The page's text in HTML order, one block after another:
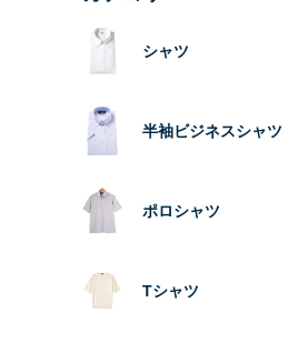
シャツ
半袖ビジネスシャツ
ポロシャツ
Tシャツ